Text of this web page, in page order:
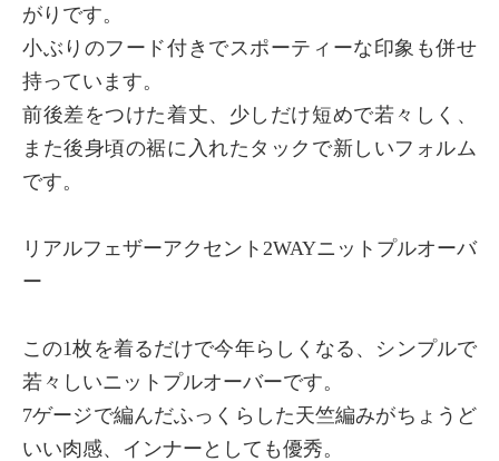
がりです。
小ぶりのフード付きでスポーティーな印象も併せ
持っています。
前後差をつけた着丈、少しだけ短めで若々しく、
また後身頃の裾に入れたタックで新しいフォルム
です。
リアルフェザーアクセント2WAYニットプルオーバ
ー
この1枚を着るだけで今年らしくなる、シンプルで
若々しいニットプルオーバーです。
7ゲージで編んだふっくらした天竺編みがちょうど
いい肉感、インナーとしても優秀。